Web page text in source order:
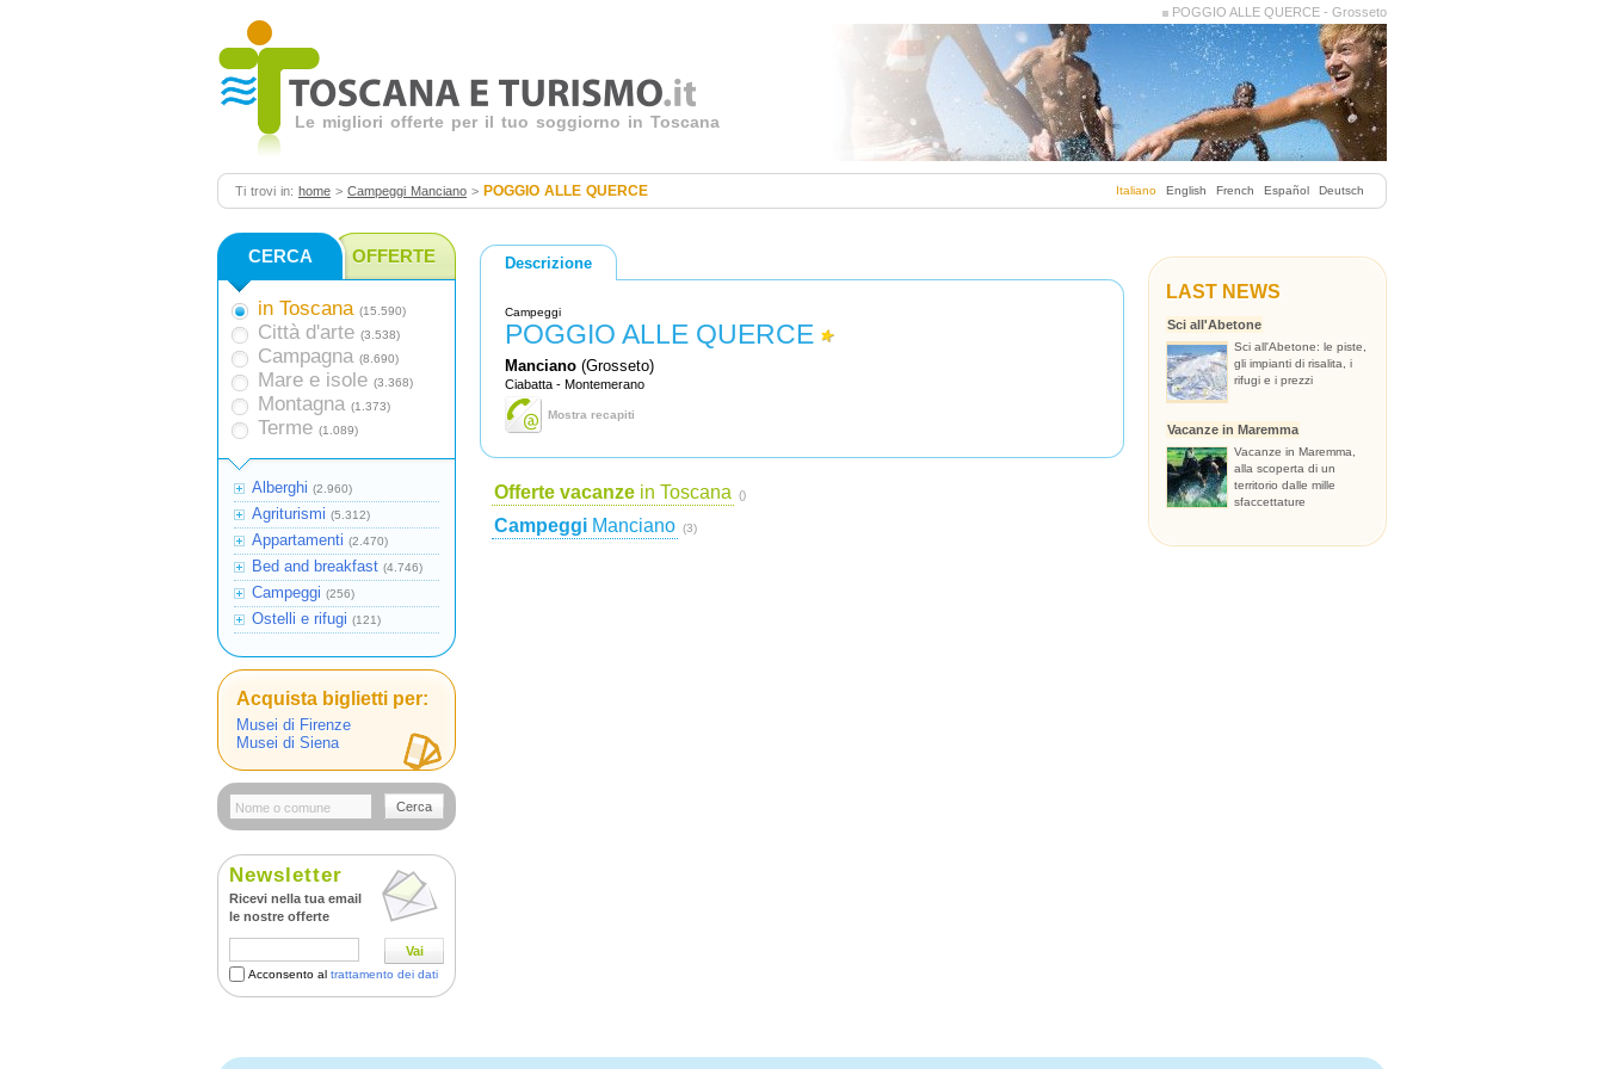
POGGIO ALLE QUERCE - Grosseto
Le migliori offerte per il tuo soggiorno in Toscana
Italiano English French Español Deutsch
Ti trovi in: home > Campeggi Manciano > POGGIO ALLE QUERCE
Descrizione
Campeggi
POGGIO ALLE QUERCE
Manciano (Grosseto)
Ciabatta - Montemerano
Mostra recapiti
Offerte vacanze in Toscana ()
Campeggi Manciano (3)
CERCA OFFERTE
in Toscana (15.590)
Città d'arte (3.538)
Campagna (8.690)
Mare e isole (3.368)
Montagna (1.373)
Terme (1.089)
Alberghi (2.960)
Agriturismi (5.312)
Appartamenti (2.470)
Bed and breakfast (4.746)
Campeggi (256)
Ostelli e rifugi (121)
Acquista biglietti per:
Musei di Firenze
Musei di Siena
Cerca
Newsletter
Ricevi nella tua email
le nostre offerte
Vai
Acconsento al trattamento dei dati
LAST NEWS
Sci all'Abetone
Sci all'Abetone: le piste,
gli impianti di risalita, i
rifugi e i prezzi
Vacanze in Maremma
Vacanze in Maremma,
alla scoperta di un
territorio dalle mille
sfaccettature